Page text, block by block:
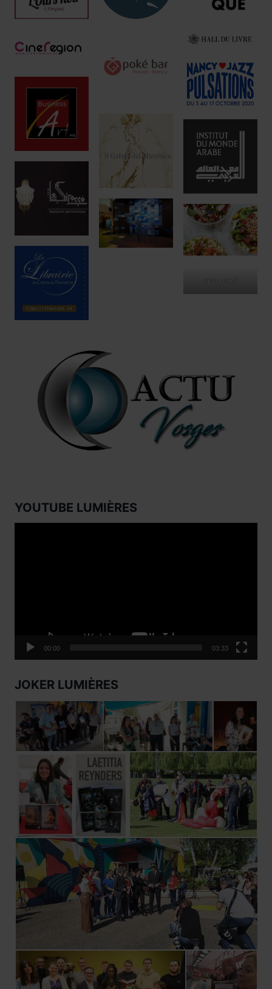
ono poké
YOUTUBE LUMIÈRES
00:00 03:33
JOKER LUMIÈRES